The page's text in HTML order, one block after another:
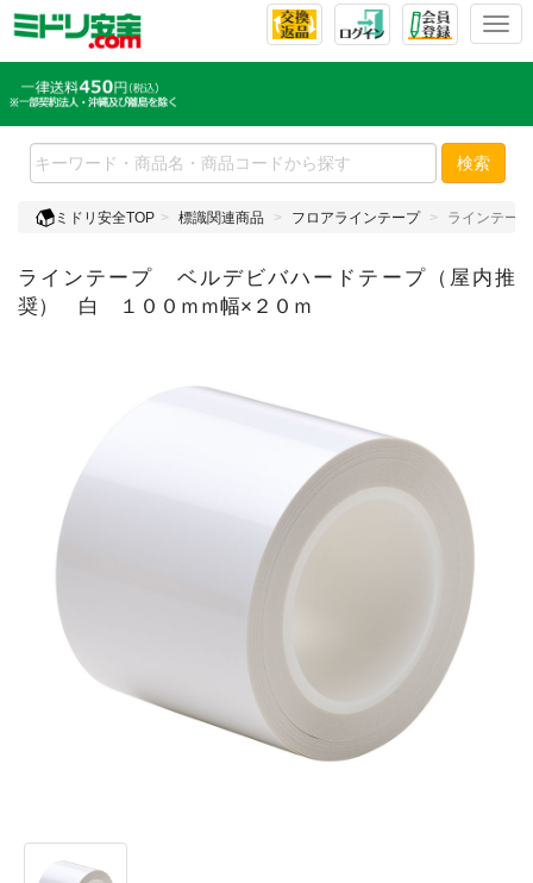
T
l
e
n
v
g
検索
ミドリ安全TOP 標識関連商品 フロアラインテープ ラインテー
ラインテープ ベルデビバハードテープ（屋内推
奨） 白 １００ｍｍ幅×２０ｍ